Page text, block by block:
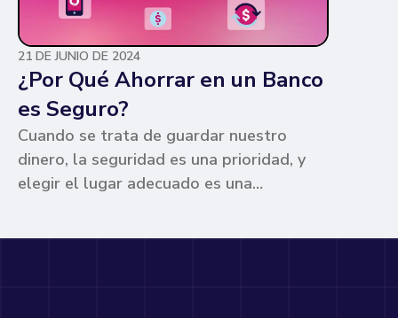
21 DE JUNIO DE 2024
¿Por Qué Ahorrar en un Banco
es Seguro?
Cuando se trata de guardar nuestro
dinero, la seguridad es una prioridad, y
elegir el lugar adecuado es una